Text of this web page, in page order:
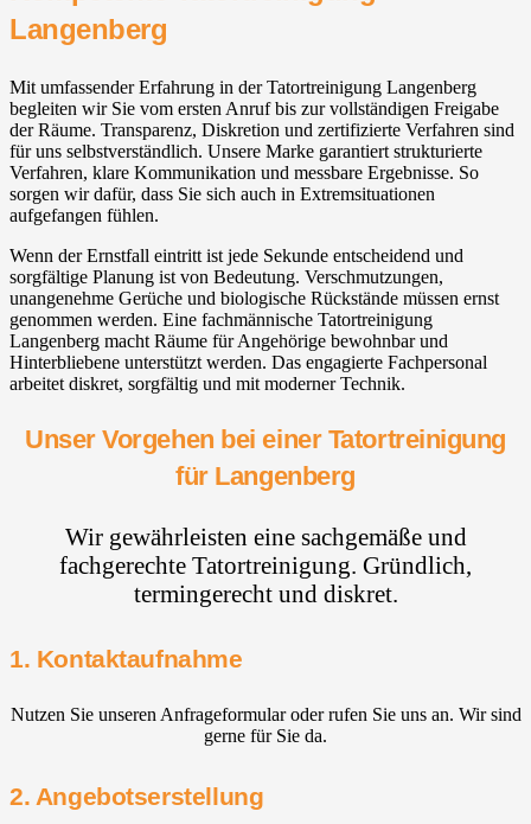
Langenberg
Mit umfassender Erfahrung in der Tatortreinigung Langenberg
begleiten wir Sie vom ersten Anruf bis zur vollständigen Freigabe
der Räume. Transparenz, Diskretion und zertifizierte Verfahren sind
für uns selbstverständlich. Unsere Marke garantiert strukturierte
Verfahren, klare Kommunikation und messbare Ergebnisse. So
sorgen wir dafür, dass Sie sich auch in Extremsituationen
aufgefangen fühlen.
Wenn der Ernstfall eintritt ist jede Sekunde entscheidend und
sorgfältige Planung ist von Bedeutung. Verschmutzungen,
unangenehme Gerüche und biologische Rückstände müssen ernst
genommen werden. Eine fachmännische Tatortreinigung
Langenberg macht Räume für Angehörige bewohnbar und
Hinterbliebene unterstützt werden. Das engagierte Fachpersonal
arbeitet diskret, sorgfältig und mit moderner Technik.
Unser Vorgehen bei einer Tatortreinigung
für Langenberg
Wir gewährleisten eine sachgemäße und
fachgerechte Tatortreinigung. Gründlich,
termingerecht und diskret.
1. Kontaktaufnahme
Nutzen Sie unseren Anfrageformular oder rufen Sie uns an. Wir sind
gerne für Sie da.
2. Angebotserstellung